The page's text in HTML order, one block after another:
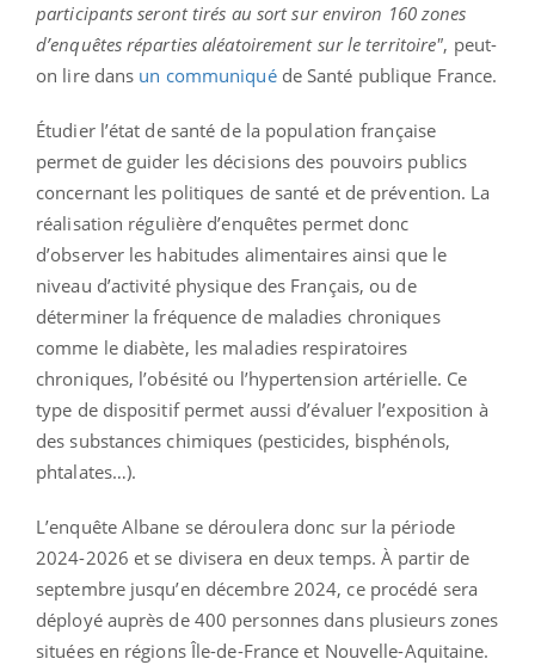
participants seront tirés au sort sur environ 160 zones
d’enquêtes réparties aléatoirement sur le territoire", peut-
on lire dans un communiquéde Santé publique France.
Étudier l’état de santé de la population française
permet de guider les décisions des pouvoirs publics
concernant les politiques de santé et de prévention. La
réalisation régulière d’enquêtes permet donc
d’observer les habitudes alimentaires ainsi que le
niveau d’activité physique des Français, ou de
déterminer la fréquence de maladies chroniques
comme le diabète, les maladies respiratoires
chroniques, l’obésité ou l’hypertension artérielle. Ce
type de dispositif permet aussi d’évaluer l’exposition à
des substances chimiques (pesticides, bisphénols,
phtalates…).
L’enquête Albane se déroulera donc sur la période
2024-2026 et se divisera en deux temps. À partir de
septembre jusqu’en décembre 2024, ce procédé sera
déployé auprès de 400 personnes dans plusieurs zones
situées en régions Île-de-France et Nouvelle-Aquitaine.